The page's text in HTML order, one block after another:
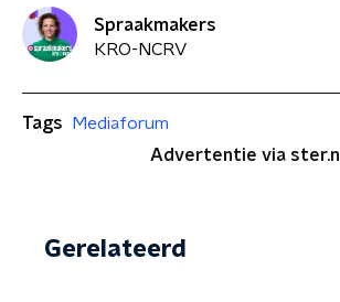
Spraakmakers
KRO-NCRV
Tags
Mediaforum
Advertentie via ster.nl
Gerelateerd